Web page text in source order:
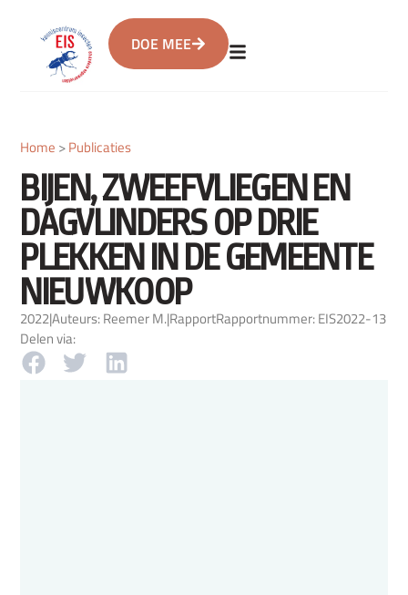
DOE MEE
Home >Publicaties
BIJEN, ZWEEFVLIEGEN EN
DAGVLINDERS OP DRIE
PLEKKEN IN DE GEMEENTE
NIEUWKOOP
2022|Auteurs: Reemer M.|RapportRapportnummer: EIS2022-13
Delen via: